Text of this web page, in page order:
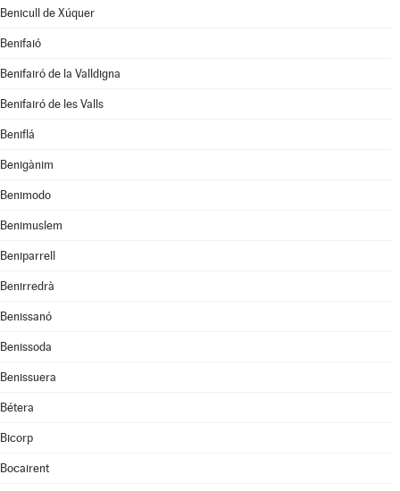
Benicull de Xúquer
Benifaió
Benifairó de la Valldigna
Benifairó de les Valls
Beniflá
Benigànim
Benimodo
Benimuslem
Beniparrell
Benirredrà
Benissanó
Benissoda
Benissuera
Bétera
Bicorp
Bocairent